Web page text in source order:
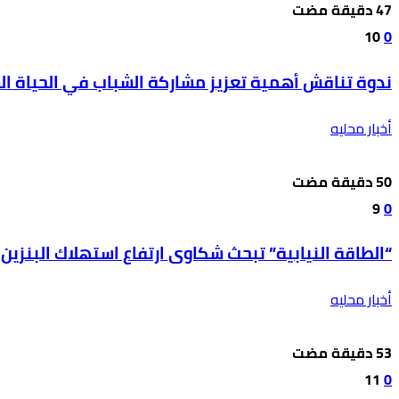
0
10
ندوة تناقش أهمية تعزيز مشاركة الشباب في الحياة
أخبار محليه
0
9
“الطاقة النيابية” تبحث شكاوى ارتفاع استهلاك البنزين
أخبار محليه
0
11